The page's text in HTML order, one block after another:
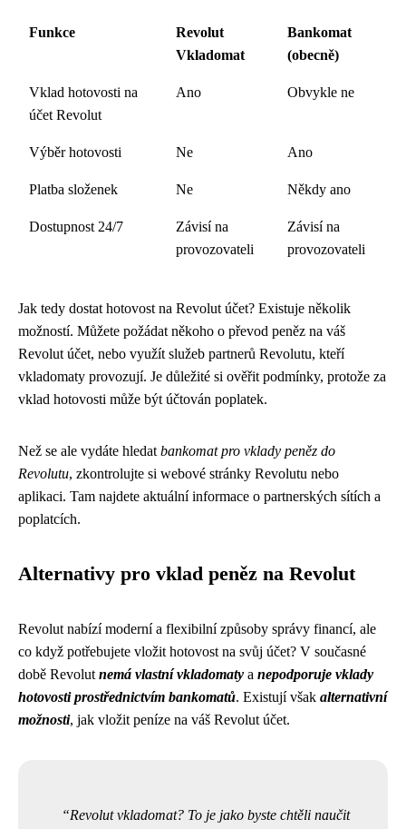
Funkce
Revolut
Vkladomat
Bankomat
(obecně)
Vklad hotovosti na
účet Revolut
Ano Obvykle ne
Výběr hotovosti Ne Ano
Platba složenek Ne Někdy ano
Dostupnost 24/7
Závisí na
provozovateli
Závisí na
provozovateli
Jak tedy dostat hotovost na Revolut účet? Existuje několik
možností. Můžete požádat někoho o převod peněz na váš
Revolut účet, nebo využít služeb partnerů Revolutu, kteří
vkladomaty provozují. Je důležité si ověřit podmínky, protože za
vklad hotovosti může být účtován poplatek.
Než se ale vydáte hledat bankomat pro vklady peněz do
Revolutu, zkontrolujte si webové stránky Revolutu nebo
aplikaci. Tam najdete aktuální informace o partnerských sítích a
poplatcích.
Alternativy pro vklad peněz na Revolut
Revolut nabízí moderní a flexibilní způsoby správy financí, ale
co když potřebujete vložit hotovost na svůj účet? V současné
době Revolut nemá vlastní vkladomaty a nepodporuje vklady
hotovosti prostřednictvím bankomatů. Existují však alternativní
možnosti, jak vložit peníze na váš Revolut účet.
Revolut vkladomat? To je jako byste chtěli naučit